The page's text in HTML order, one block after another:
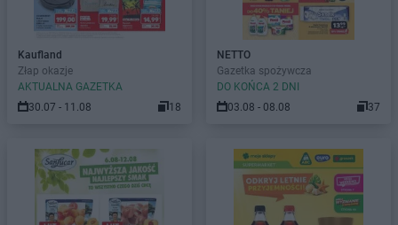
Kaufland
Złap okazje
AKTUALNA GAZETKA
30.07 - 11.08
18
NETTO
Gazetka spożywcza
DO KOŃCA 2 DNI
03.08 - 08.08
37